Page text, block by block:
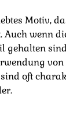
Motiv,
Auch wenn
gehalten
oft